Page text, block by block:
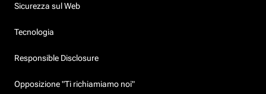
Sicurezza sul Web
Tecnologia
Responsible Disclosure
Opposizione "Ti richiamiamo noi"